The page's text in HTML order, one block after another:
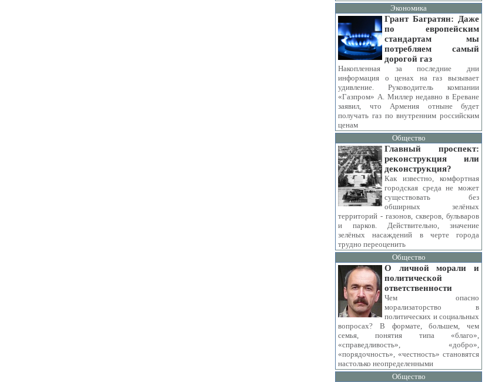
Экономика
Грант Багратян: Даже
по европейским
стандартам мы
потребляем самый
дорогой газ
Накопленная за последние дни
информация о ценах на газ вызывает
удивление. Руководитель компании
«Газпром» А. Миллер недавно в Ереване
заявил, что Армения отныне будет
получать газ по внутренним российским
ценам
Общество
Главный проспект:
реконструкция или
деконструкция?
Как известно, комфортная
городская среда не может
существовать без
обширных зелёных
территорий - газонов, скверов, бульваров
и парков. Действительно, значение
зелёных насаждений в черте города
трудно переоценить
Общество
О личной морали и
политической
ответственности
Чем опасно
морализаторство в
политических и социальных
вопросах? В формате, большем, чем
семья, понятия типа «благо»,
«справедливость», «добро»,
«порядочность», «честность» становятся
настолько неопределенными
Общество